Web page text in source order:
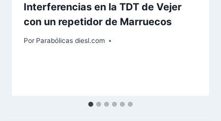
Interferencias en la TDT de Vejer
con un repetidor de Marruecos
Por Parabólicas diesl.com